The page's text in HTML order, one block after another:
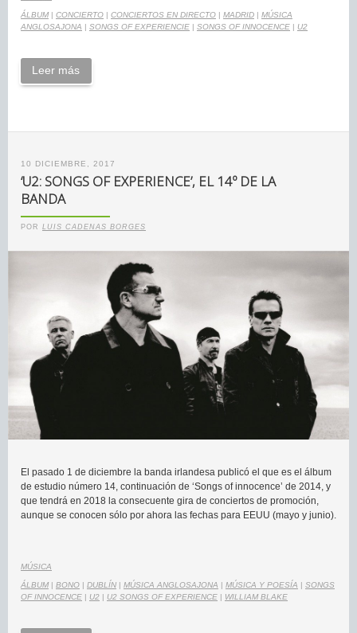
ÁLBUM | CONCIERTO | CONCIERTOS EN DIRECTO | MADRID | MÚSICA
ANGLOSAJONA | SONGS OF EXPERIENCIE | SONGS OF INNOCENCE | U2
Leer más
10 DICIEMBRE, 2017
‘U2: SONGS OF EXPERIENCE’, EL 14º DE LA
BANDA
POR LUIS CADENAS BORGES
El pasado 1 de diciembre la banda irlandesa publicó el que es el álbum
de estudio número 14, continuación de ‘Songs of innocence’ de 2014, y
que tendrá en 2018 la consecuente gira de conciertos de promoción,
aunque se conocen sólo por ahora las fechas para EEUU (mayo y junio).
MÚSICA
ÁLBUM | BONO | DUBLÍN | MÚSICA ANGLOSAJONA | MÚSICA Y POESÍA | SONGS
OF INNOCENCE | U2 | U2 SONGS OF EXPERIENCE | WILLIAM BLAKE